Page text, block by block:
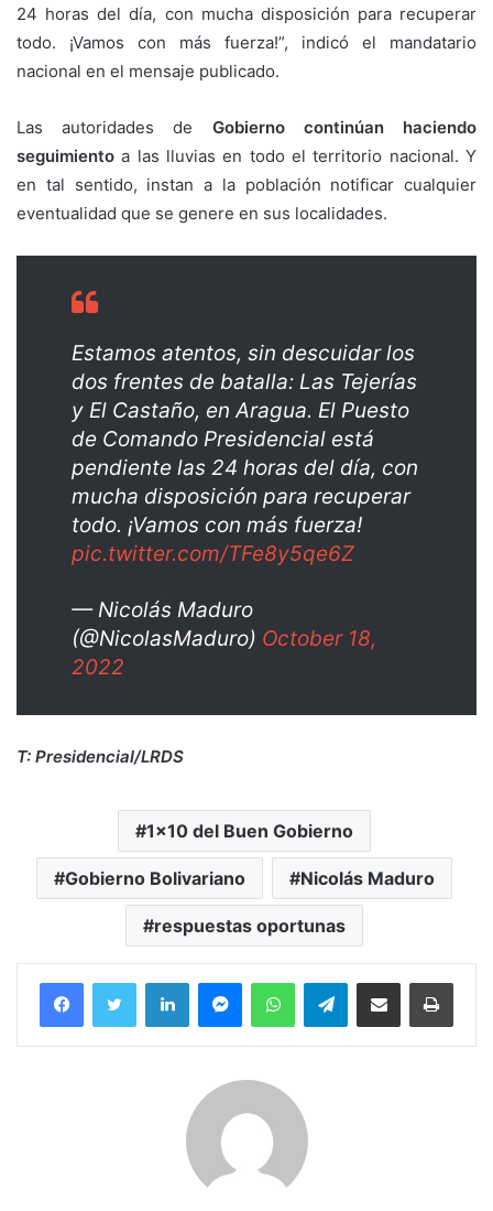
24 horas del día, con mucha disposición para recuperar
todo. ¡Vamos con más fuerza!”, indicó el mandatario
nacional en el mensaje publicado.
Las autoridades de Gobierno continúan haciendo
seguimiento a las lluvias en todo el territorio nacional. Y
en tal sentido, instan a la población notificar cualquier
eventualidad que se genere en sus localidades.
Estamos atentos, sin descuidar los
dos frentes de batalla: Las Tejerías
y El Castaño, en Aragua. El Puesto
de Comando Presidencial está
pendiente las 24 horas del día, con
mucha disposición para recuperar
todo. ¡Vamos con más fuerza!
pic.twitter.com/TFe8y5qe6Z
— Nicolás Maduro
(@NicolasMaduro) October 18,
2022
T: Presidencial/LRDS
1×10 del Buen Gobierno
Gobierno Bolivariano Nicolás Maduro
respuestas oportunas
FacebookTwitter LinkedInMessengerWhatsAppTelegramCompartir por correo electrónico